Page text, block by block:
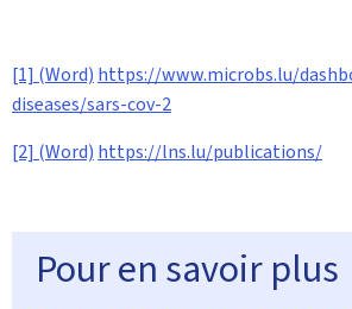
[1] (Word) https://www.microbs.lu/
diseases/sars-cov-2
[2] (Word) https://lns.lu/publications/
Pour en savoir plus